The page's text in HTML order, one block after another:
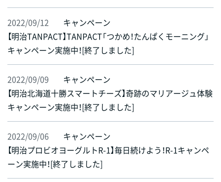
2022/09/12
キャンペーン
【明治TANPACT】TANPACT「つかめ！たんぱくモーニング」
キャンペーン実施中！[終了しました]
2022/09/09
キャンペーン
【明治北海道十勝スマートチーズ】奇跡のマリアージュ体験
キャンペーン実施中！[終了しました]
2022/09/06
キャンペーン
【明治プロビオヨーグルトR-1】毎日続けよう！R-1キャンペ
ーン実施中！[終了しました]